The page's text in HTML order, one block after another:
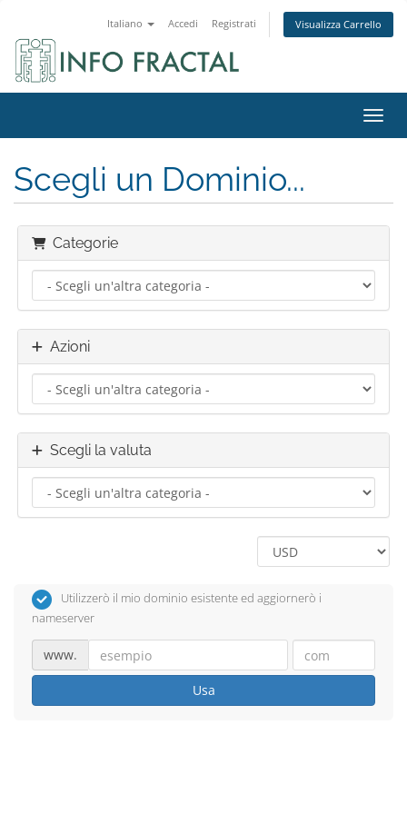
Italiano Accedi Registrati Visualizza Carrello
Scegli un Dominio...
Categorie
Azioni
Scegli la valuta
Utilizzerò il mio dominio esistente ed aggiornerò i
nameserver
www.
Usa